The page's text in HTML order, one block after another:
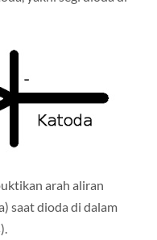
arah aliran
saat dioda di dalam